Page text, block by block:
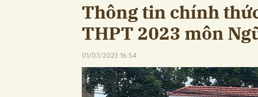
Thông tin chính
THPT 2023 môn
01/07/2023 16:54